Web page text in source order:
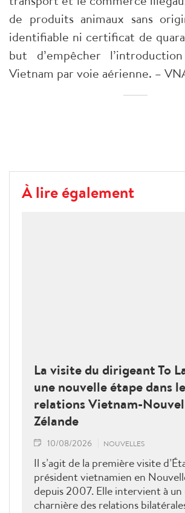
de produits animaux sans
identifiable ni certificat de
but d’empêcher
Vietnam par voie aérienne. –
À lire également
La visite du dirigeant To
une nouvelle étape dans
relations Vietnam-
Zélande
10/08/2026 NOUVELLES
Il s’agit de la première visite
président vietnamien en
depuis 2007. Elle intervient à
charnière des relations